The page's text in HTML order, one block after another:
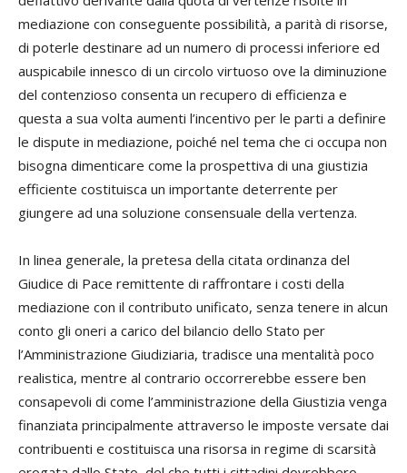
mediazione con conseguente possibilità, a parità di risorse,
di poterle destinare ad un numero di processi inferiore ed
auspicabile innesco di un circolo virtuoso ove la diminuzione
del contenzioso consenta un recupero di efficienza e
questa a sua volta aumenti l’incentivo per le parti a definire
le dispute in mediazione, poiché nel tema che ci occupa non
bisogna dimenticare come la prospettiva di una giustizia
efficiente costituisca un importante deterrente per
giungere ad una soluzione consensuale della vertenza.
In linea generale, la pretesa della citata ordinanza del
Giudice di Pace remittente di raffrontare i costi della
mediazione con il contributo unificato, senza tenere in alcun
conto gli oneri a carico del bilancio dello Stato per
l’Amministrazione Giudiziaria, tradisce una mentalità poco
realistica, mentre al contrario occorrerebbe essere ben
consapevoli di come l’amministrazione della Giustizia venga
finanziata principalmente attraverso le imposte versate dai
contribuenti e costituisca una risorsa in regime di scarsità